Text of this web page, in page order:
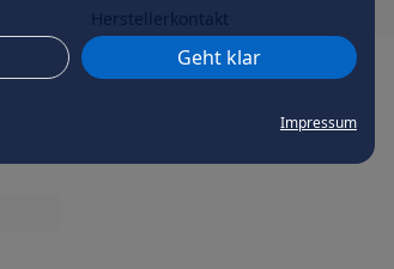
Geht klar
Impressum